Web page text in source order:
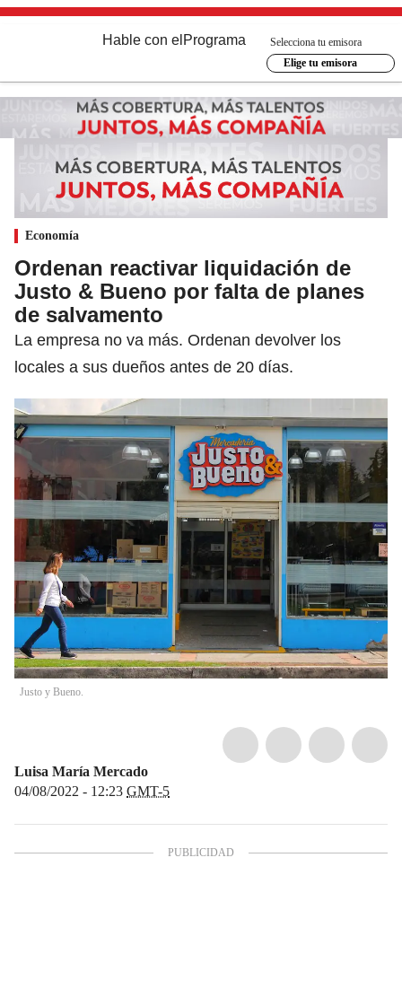
Hable con el Programa
Selecciona tu emisora
Elige tu emisora
Economía
Ordenan reactivar liquidación de
Justo & Bueno por falta de planes
de salvamento
La empresa no va más. Ordenan devolver los
locales a sus dueños antes de 20 días.
Justo y Bueno.
Luisa María Mercado
04/08/2022 - 12:23 GMT-5